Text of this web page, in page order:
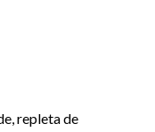
repleta de